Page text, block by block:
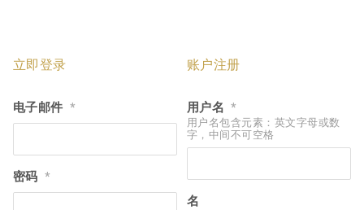
立即登录
电子邮件 *
密码 *
账户注册
用户名 *
用户名包含元素：英文字母或数
字，中间不可空格
名